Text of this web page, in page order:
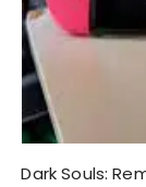
Dark Souls: